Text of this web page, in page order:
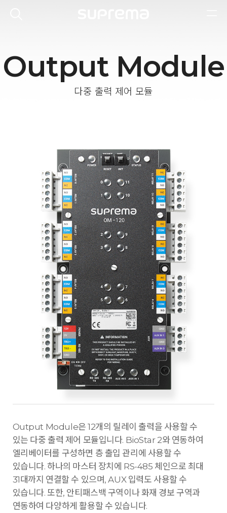
Output Module
다중 출력 제어 모듈
Output Module은 12개의 릴레이 출력을 사용할 수
있는 다중 출력 제어 모듈입니다. BioStar 2와 연동하여
엘리베이터를 구성하면 층 출입 관리에 사용할 수
있습니다. 하나의 마스터 장치에 RS-485 체인으로 최대
31대까지 연결할 수 있으며, AUX 입력도 사용할 수
있습니다. 또한, 안티패스백 구역이나 화재 경보 구역과
연동하여 다양하게 활용할 수 있습니다.